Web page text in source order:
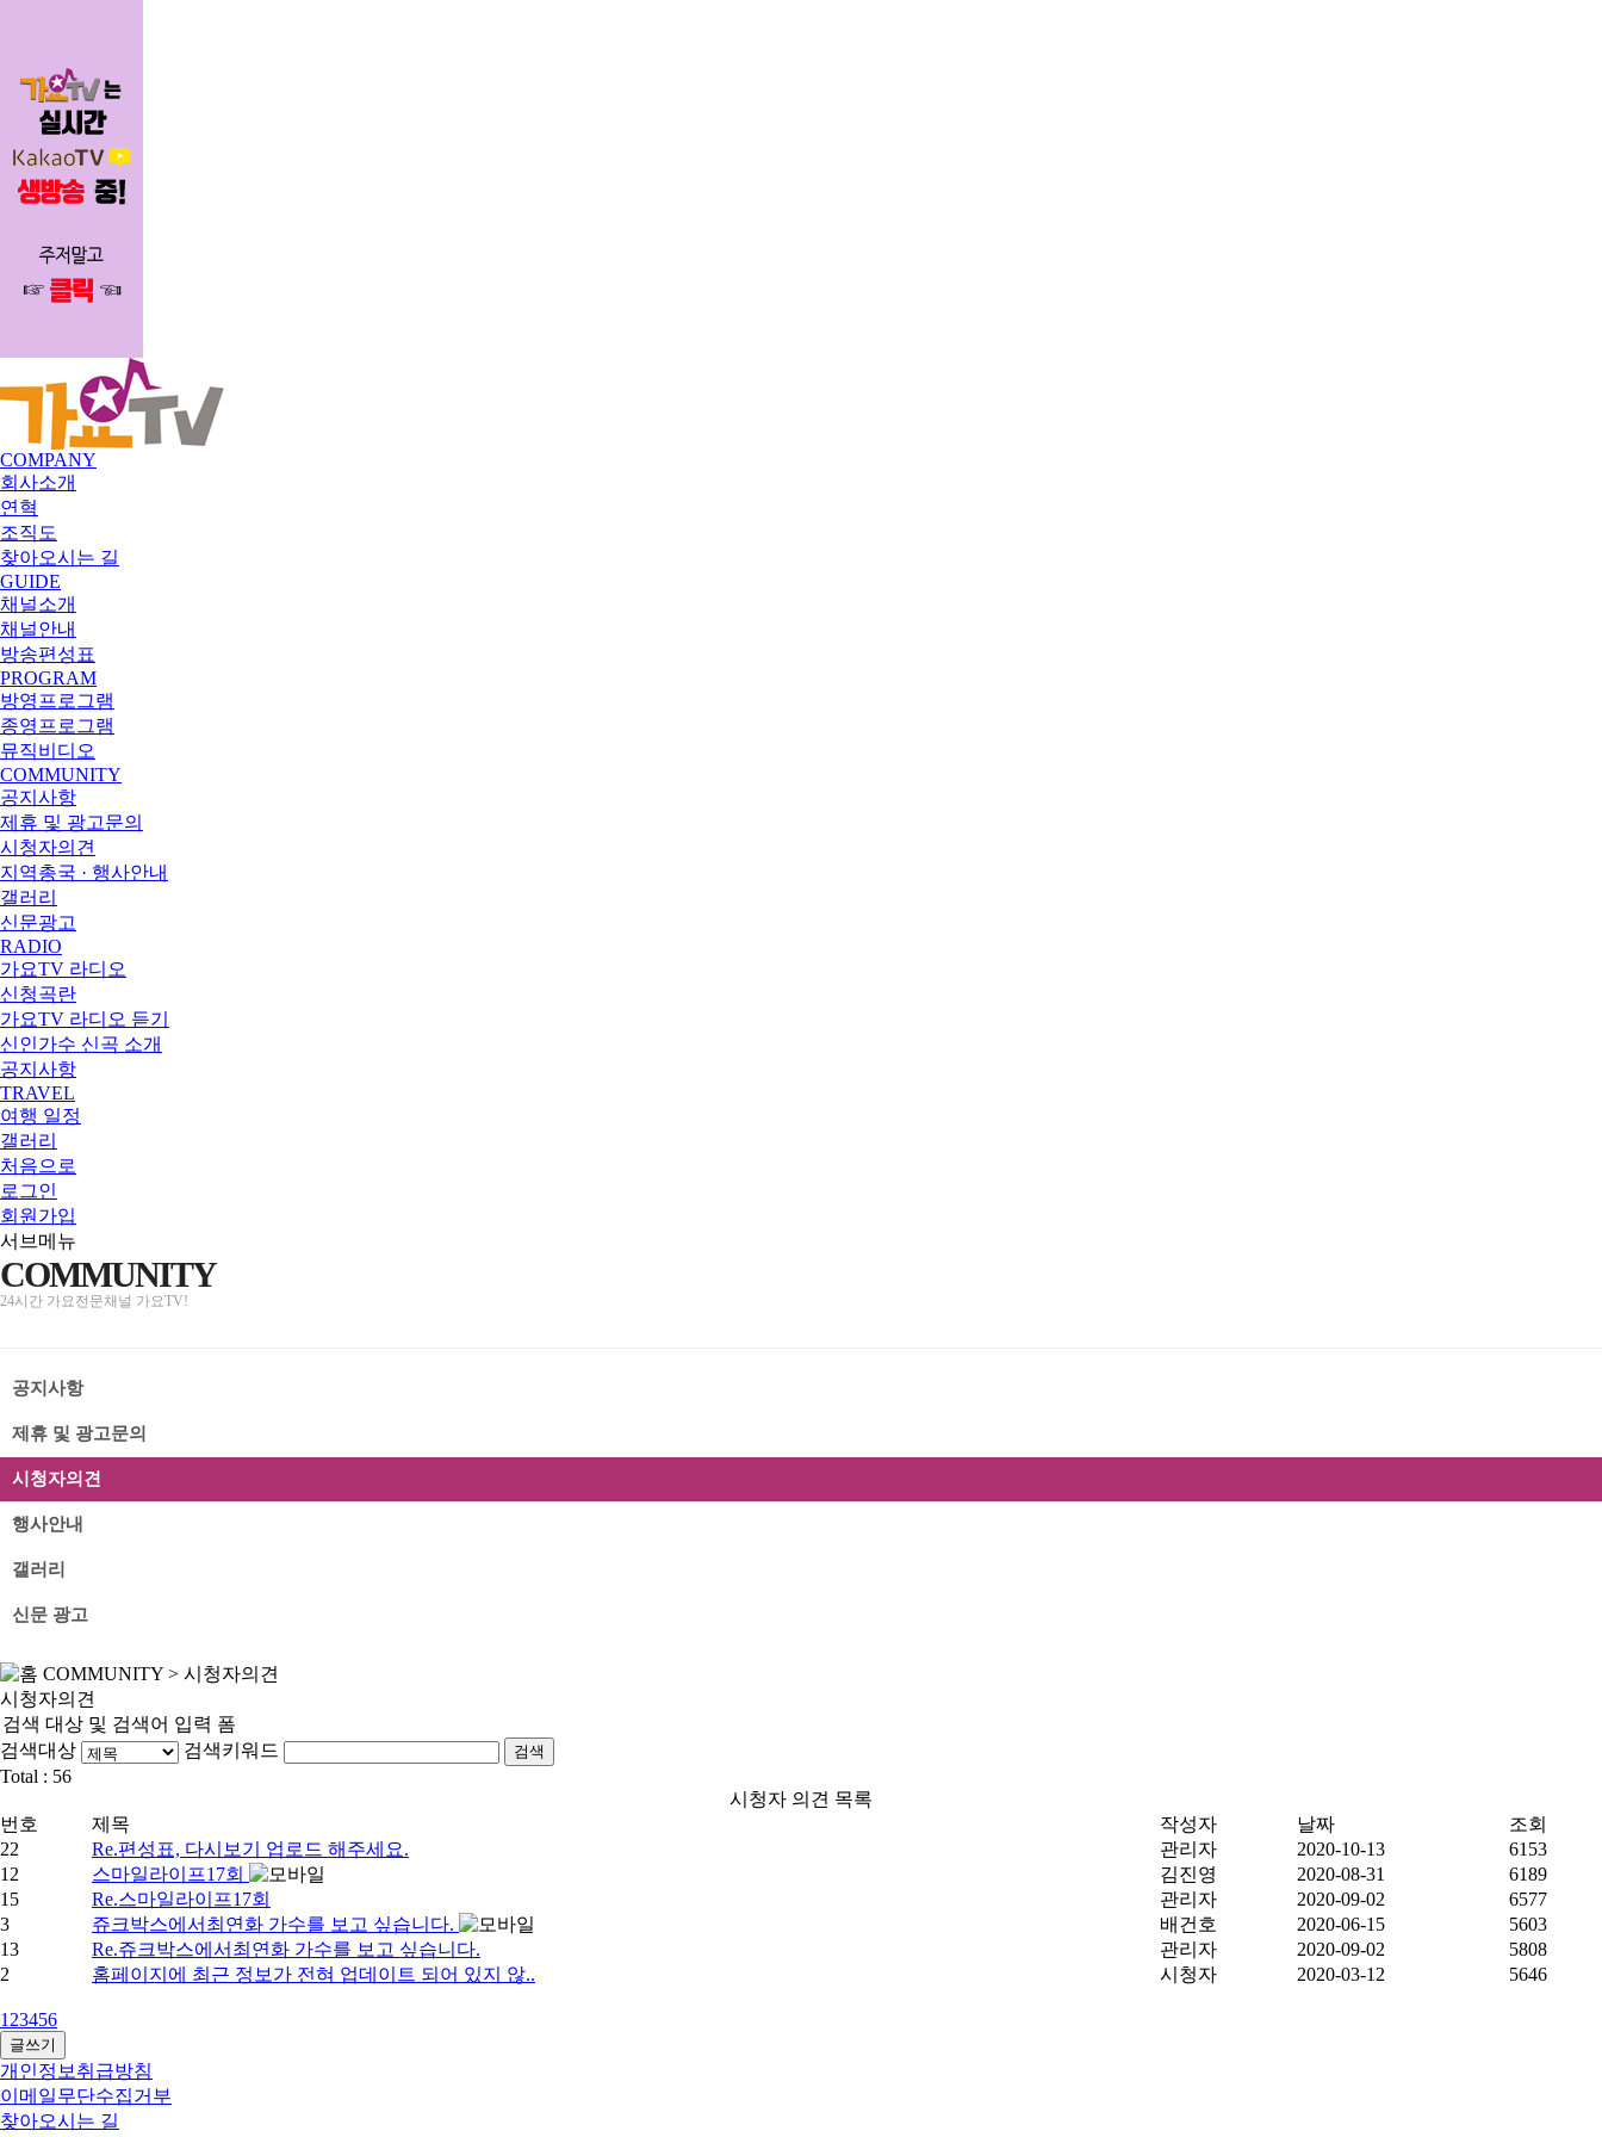
COMPANY
회사소개
연혁
조직도
찾아오시는 길
GUIDE
채널소개
채널안내
방송편성표
PROGRAM
방영프로그램
종영프로그램
뮤직비디오
COMMUNITY
공지사항
제휴 및 광고문의
시청자의견
지역총국 · 행사안내
갤러리
신문광고
RADIO
가요TV 라디오
신청곡란
가요TV 라디오 듣기
신인가수 신곡 소개
공지사항
TRAVEL
여행 일정
갤러리
처음으로
로그인
회원가입
서브메뉴
COMMUNITY
24시간 가요전문채널 가요TV!
공지사항
제휴 및 광고문의
시청자의견
행사안내
갤러리
신문 광고
COMMUNITY > 시청자의견
시청자의견
검색 대상 및 검색어 입력 폼
검색대상
검색키워드 검색
Total : 56
시청자 의견 목록
번호
제목 작성자 날짜
조회
22
Re.편성표, 다시보기 업로드 해주세요. 관리자 2020-10-13
6153
12
스마일라이프17회 김진영 2020-08-31
6189
15
Re.스마일라이프17회 관리자 2020-09-02
6577
3
쥬크박스에서최연화 가수를 보고 싶습니다. 배건호 2020-06-15
5603
13
Re.쥬크박스에서최연화 가수를 보고 싶습니다. 관리자 2020-09-02
5808
2
홈페이지에 최근 정보가 전혀 업데이트 되어 있지 않.. 시청자 2020-03-12 5646
1 23456
글쓰기
개인정보취급방침
이메일무단수집거부
찾아오시는 길